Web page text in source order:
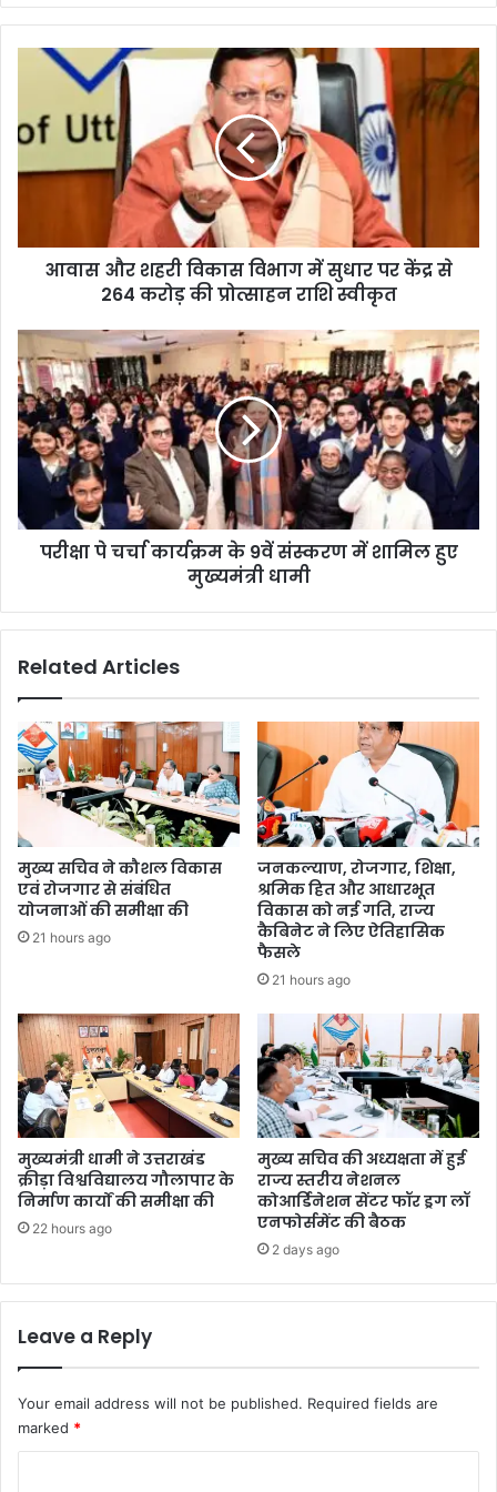
te
आवास और शहरी विकास विभाग में सुधार पर केंद्र से
264 करोड़ की प्रोत्साहन राशि स्वीकृत
परीक्षा पे चर्चा कार्यक्रम के 9वें संस्करण में शामिल हुए
मुख्यमंत्री धामी
Related Articles
मुख्य सचिव ने कौशल विकास
एवं रोजगार से संबंधित
योजनाओं की समीक्षा की
21 hours ago
जनकल्याण, रोजगार, शिक्षा,
श्रमिक हित और आधारभूत
विकास को नई गति, राज्य
कैबिनेट ने लिए ऐतिहासिक
फैसले
21 hours ago
मुख्यमंत्री धामी ने उत्तराखंड
क्रीड़ा विश्वविद्यालय गौलापार के
निर्माण कार्यों की समीक्षा की
22 hours ago
मुख्य सचिव की अध्यक्षता में हुई
राज्य स्तरीय नेशनल
कोआर्डिनेशन सेंटर फॉर ड्रग लॉ
एनफोर्समेंट की बैठक
2 days ago
Leave a Reply
Your email address will not be published. Required fields are
marked *